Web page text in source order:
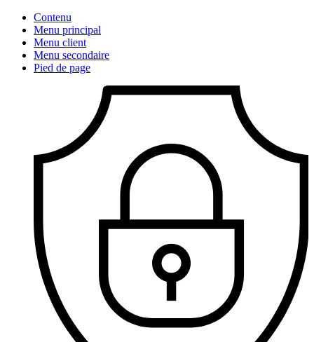
Contenu
Menu principal
Menu client
Menu secondaire
Pied de page